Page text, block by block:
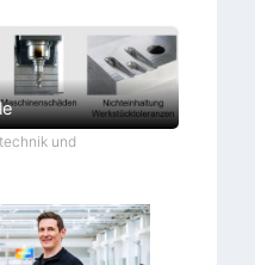
und